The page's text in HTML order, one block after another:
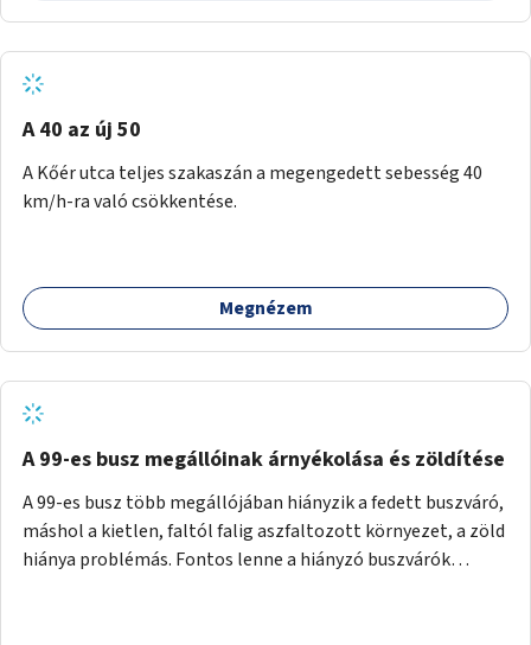
A 40 az új 50
A Kőér utca teljes szakaszán a megengedett sebesség 40
km/h-ra való csökkentése.
Megnézem
A 99-es busz megállóinak árnyékolása és zöldítése
A 99-es busz több megállójában hiányzik a fedett buszváró,
máshol a kietlen, faltól falig aszfaltozott környezet, a zöld
hiánya problémás. Fontos lenne a hiányzó buszvárók